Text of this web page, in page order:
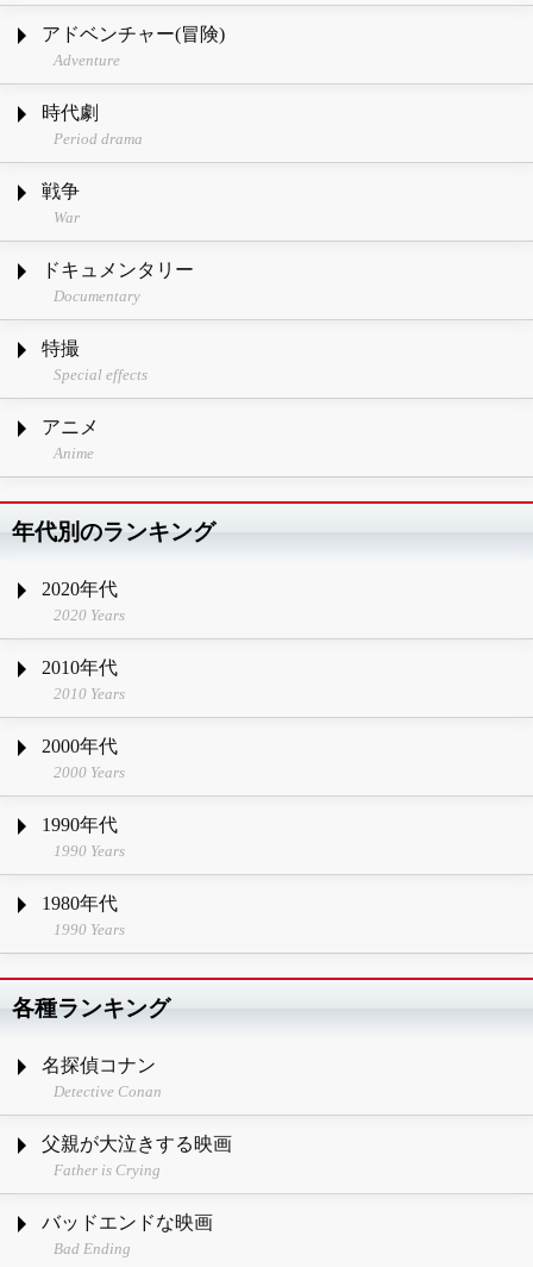
アドベンチャー(冒険)
Adventure
時代劇
Period drama
戦争
War
ドキュメンタリー
Documentary
特撮
Special effects
アニメ
Anime
年代別のランキング
2020年代
2020 Years
2010年代
2010 Years
2000年代
2000 Years
1990年代
1990 Years
1980年代
1990 Years
各種ランキング
名探偵コナン
Detective Conan
父親が大泣きする映画
Father is Crying
バッドエンドな映画
Bad Ending